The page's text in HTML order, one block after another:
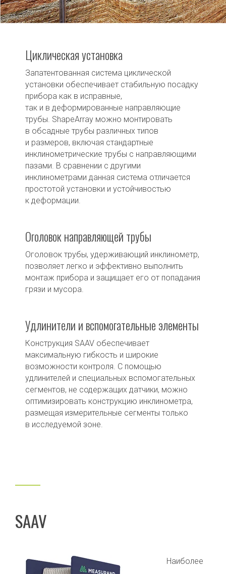
Циклическая установка
Запатентованная система циклической
установки обеспечивает стабильную посадку
прибора как в исправные,
так и в деформированные направляющие
трубы. ShapeArray можно монтировать
в обсадные трубы различных типов
и размеров, включая стандартные
инклинометрические трубы с направляющими
пазами. В сравнении с другими
инклинометрами данная система отличается
простотой установки и устойчивостью
к деформации.
Оголовок направляющей трубы
Оголовок трубы, удерживающий инклинометр,
позволяет легко и эффективно выполнить
монтаж прибора и защищает его от попадания
грязи и мусора.
Удлинители и вспомогательные элементы
Конструкция SAAV обеспечивает
максимальную гибкость и широкие
возможности контроля. С помощью
удлинителей и специальных вспомогательных
сегментов, не содержащих датчики, можно
оптимизировать конструкцию инклинометра,
размещая измерительные сегменты только
в исследуемой зоне.
SAAV
Наиболее